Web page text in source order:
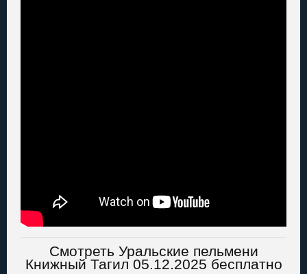
Смотреть Уральские пельмени
Книжный Тагил 05.12.2025 бесплатно